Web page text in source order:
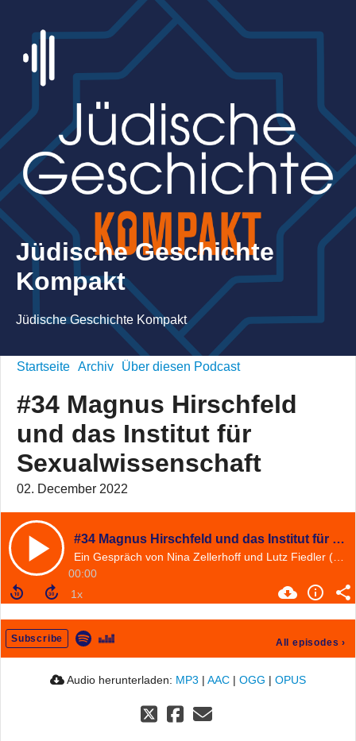
Jüdische Geschichte
Kompakt
Jüdische Geschichte Kompakt
Startseite Archiv Über diesen Podcast
#34 Magnus Hirschfeld
und das Institut für
Sexualwissenschaft
02. December 2022
#34 Magnus Hirschfeld und das Institut für Sexualwissenschaft
00:00
Subscribe All episodes ›
Audio herunterladen: MP3 | AAC | OGG | OPUS